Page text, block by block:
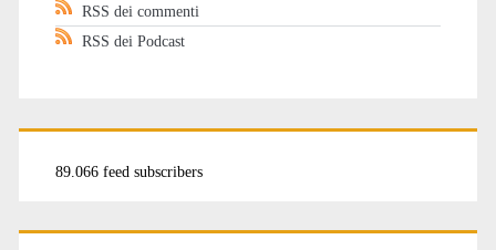
RSS dei commenti
RSS dei Podcast
89.066 feed subscribers